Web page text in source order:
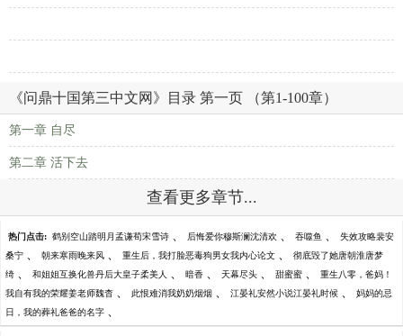
《问鼎十国第三中文网》目录 第一页 （第1-100章）
第一章 自尽
第二章 活下去
查看更多章节...
热门点击: 鹤别空山踏明月孟谦荀宋雪诗 、 后悔爱你穆斯澜沈清欢 、 吞噬鱼 、 失效攻略裴安
桑宁 、 朝来寒雨晚来风 、 重生后，我打脸恶毒狗男女我内心论文 、 彻底毁了她唐朝淮唐梦
绮 、 和姐姐互换化兽丹后大皇子柔美人 、 暗香 、 天幕尽头 、 甜蜜蜜 、 重生八零，爸妈！
我自有我的荣耀姜老师魏杳 、 此恨难消我奶奶烟烟 、 江晏礼安然小说江晏礼时候 、 妈妈的忌
日，我的葬礼爸爸的名字 、